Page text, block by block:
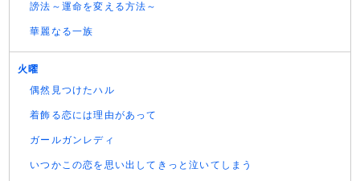
謗法～運命を変える方法～
華麗なる一族
火曜
偶然見つけたハル
着飾る恋には理由があって
ガールガンレディ
いつかこの恋を思い出してきっと泣いてしまう